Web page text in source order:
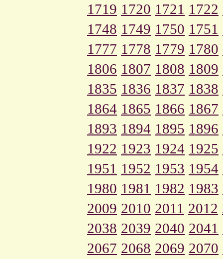
1719 1720 1721 1722
1748 1749 1750 1751
1777 1778 1779 1780
1806 1807 1808 1809
1835 1836 1837 1838
1864 1865 1866 1867
1893 1894 1895 1896
1922 1923 1924 1925
1951 1952 1953 1954
1980 1981 1982 1983
2009 2010 2011 2012
2038 2039 2040 2041
2067 2068 2069 2070